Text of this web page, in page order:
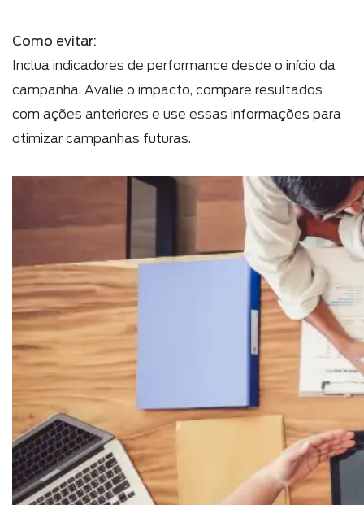
Como evitar:
Inclua indicadores de performance desde o início da
campanha. Avalie o impacto, compare resultados
com ações anteriores e use essas informações para
otimizar campanhas futuras.